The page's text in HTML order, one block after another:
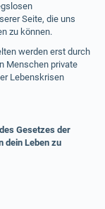
Seite, die uns
zu können.
werden erst durch
Menschen private
Lebenskrisen
Gesetzes der
dein Leben zu